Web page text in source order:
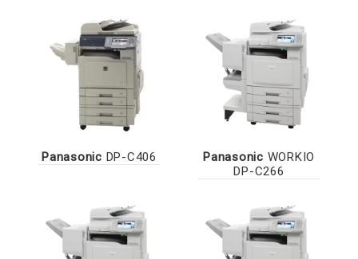
Panasonic DP-C406 Panasonic WORKIO
DP-C266